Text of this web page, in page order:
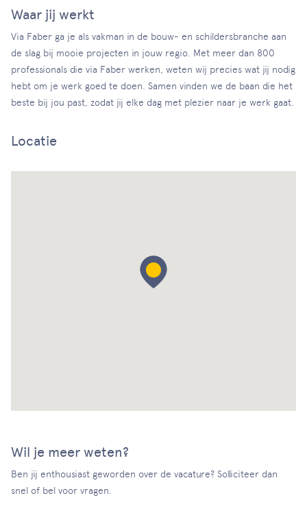
Waar jij werkt
Via Faber ga je als vakman in de bouw- en schildersbranche aan
de slag bij mooie projecten in jouw regio. Met meer dan 800
professionals die via Faber werken, weten wij precies wat jij nodig
hebt om je werk goed te doen. Samen vinden we de baan die het
beste bij jou past, zodat jij elke dag met plezier naar je werk gaat.
Locatie
Wil je meer weten?
Ben jij enthousiast geworden over de vacature? Solliciteer dan
snel of bel voor vragen.